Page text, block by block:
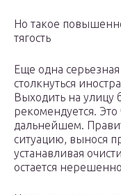
Но такое
тягость
Еще одна
столкнуться
Выходить на улицу
рекомендуется.
дальнейшем.
ситуацию, вынося
устанавливая
остается